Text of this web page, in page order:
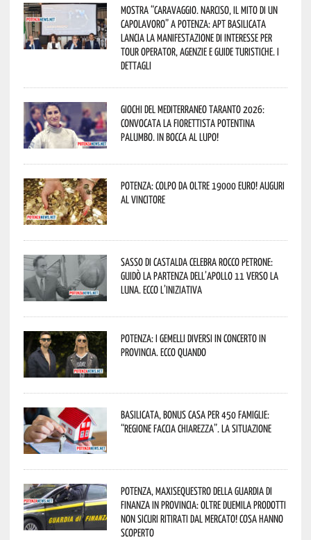
Mostra “Caravaggio. Narciso, il mito di un
capolavoro” a Potenza: APT Basilicata
lancia la manifestazione di interesse per
Tour Operator, Agenzie e Guide Turistiche. I
dettagli
Giochi del Mediterraneo Taranto 2026:
convocata la fiorettista potentina
Palumbo. In bocca al lupo!
Potenza: colpo da oltre 19000 Euro! Auguri
al vincitore
Sasso di Castalda celebra Rocco Petrone:
guidò la partenza dell’Apollo 11 verso la
Luna. Ecco l’iniziativa
Potenza: i Gemelli DiVersi in concerto in
provincia. Ecco quando
Basilicata, Bonus casa per 450 famiglie:
“Regione faccia chiarezza”. La situazione
Potenza, maxisequestro della Guardia di
Finanza in provincia: oltre duemila prodotti
non sicuri ritirati dal mercato! Cosa hanno
scoperto